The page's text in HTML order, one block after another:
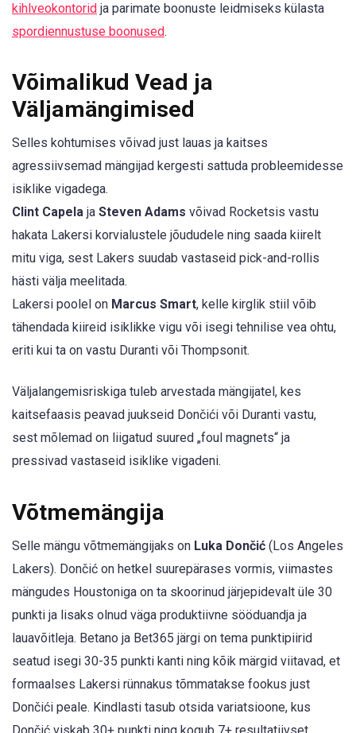
kihlveokontorid ja parimate boonuste leidmiseks külasta
spordiennustuse boonused.
Võimalikud Vead ja
Väljamängimised
Selles kohtumises võivad just lauas ja kaitses
agressiivsemad mängijad kergesti sattuda probleemidesse
isiklike vigadega.
Clint Capela ja Steven Adams võivad Rocketsis vastu
hakata Lakersi korvialustele jõududele ning saada kiirelt
mitu viga, sest Lakers suudab vastaseid pick-and-rollis
hästi välja meelitada.
Lakersi poolel on Marcus Smart, kelle kirglik stiil võib
tähendada kiireid isiklikke vigu või isegi tehnilise vea ohtu,
eriti kui ta on vastu Duranti või Thompsonit.
Väljalangemisriskiga tuleb arvestada mängijatel, kes
kaitsefaasis peavad juukseid Dončići või Duranti vastu,
sest mõlemad on liigatud suured „foul magnets“ ja
pressivad vastaseid isiklike vigadeni.
Võtmemängija
Selle mängu võtmemängijaks on Luka Dončić (Los Angeles
Lakers). Dončić on hetkel suurepärases vormis, viimastes
mängudes Houstoniga on ta skoorinud järjepidevalt üle 30
punkti ja lisaks olnud väga produktiivne sööduandja ja
lauavõitleja. Betano ja Bet365 järgi on tema punktipiirid
seatud isegi 30-35 punkti kanti ning kõik märgid viitavad, et
formaalses Lakersi rünnakus tõmmatakse fookus just
Dončići peale. Kindlasti tasub otsida variatsioone, kus
Dončić viskab 30+ punkti ning kogub 7+ resultatiivset